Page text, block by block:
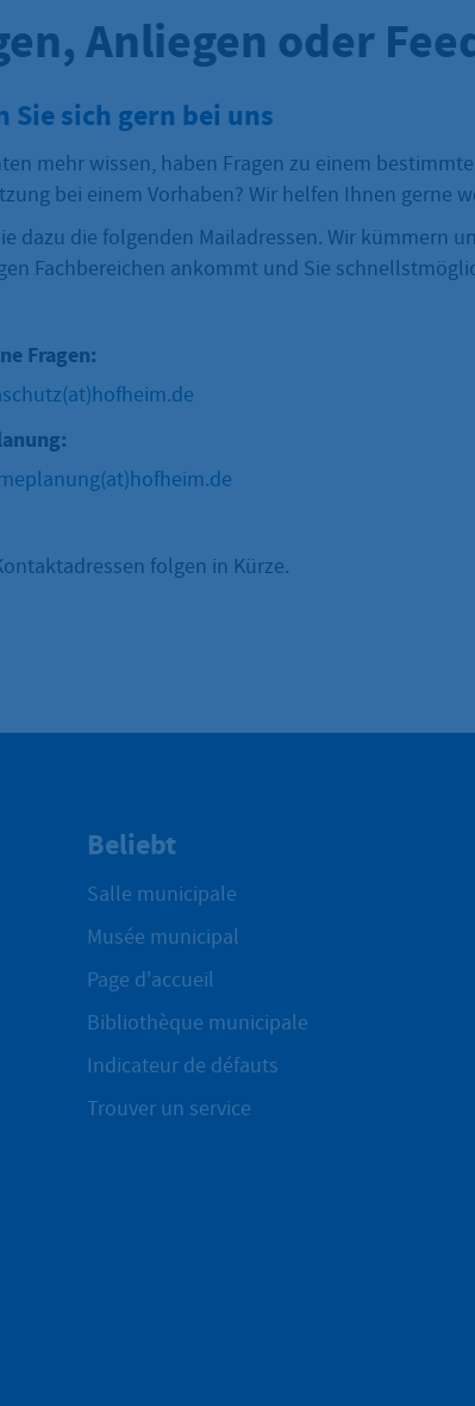
Anliegen oder
Sie sich gern bei uns
mehr wissen, haben Fragen zu einem
bei einem Vorhaben? Wir helfen Ihnen gerne
dazu die folgenden Mailadressen. Wir kümmern
Fachbereichen ankommt und Sie
Fragen:
folgen in Kürze.
Beliebt
Salle municipale
Musée municipal
Page d'accueil
Bibliothèque municipale
Indicateur de défauts
Trouver un service